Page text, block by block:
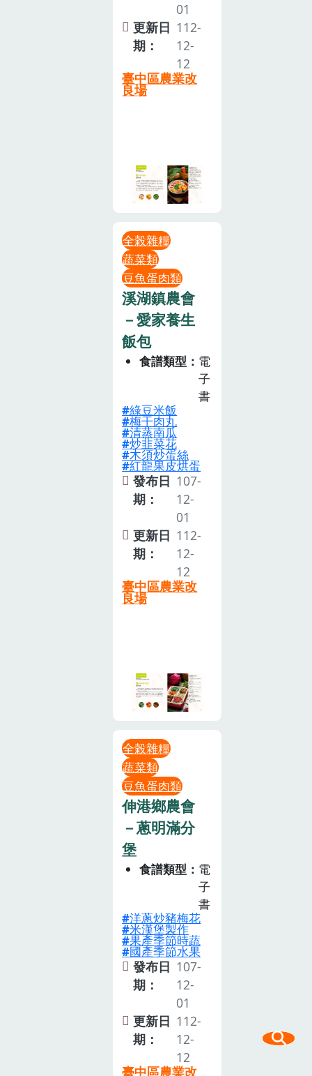
01
更新日
期：
112-
12-
12
臺中區農業改
良場
全榖雜糧
蔬菜類
豆魚蛋肉類
溪湖鎮農會
－愛家養生
飯包
食譜類型
電
子
書
綠豆米飯
梅干肉丸
清蒸南瓜
炒韭菜花
木須炒蛋絲
紅龍果皮烘蛋
發布日
期：
107-
12-
01
更新日
期：
112-
12-
12
臺中區農業改
良場
全榖雜糧
蔬菜類
豆魚蛋肉類
伸港鄉農會
－蔥明滿分
堡
食譜類型
電
子
書
洋蔥炒豬梅花
米漢堡製作
果產季節時蔬
國產季節水果
發布日
期：
107-
12-
01
更新日
期：
112-
12-
12
臺中區農業改